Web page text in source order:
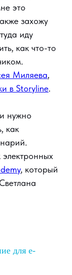
это
захожу
иду
как что-то
Миляева,
в Storyline.
нужно
как
, который
для e-